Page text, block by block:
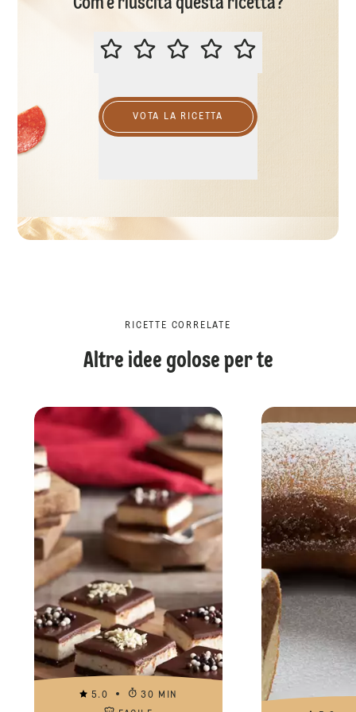
Com’è riuscita questa ricetta?
VALUTA QUESTA RICETTA
VOTA LA RICETTA
RICETTE CORRELATE
Altre idee golose per te
5.0
30 MIN